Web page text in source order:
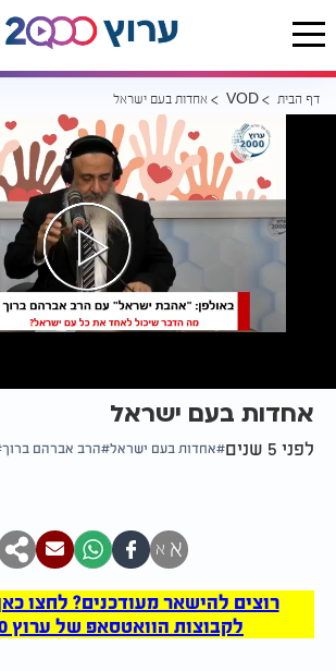
דף הבית VOD אחדות בעם ישראל
אחדות בעם ישראל
לפני 5 שנים אחדות בעם ישראל הרב אברהם ברוך
א א
רוצים להישאר מעודכנים? לחצו
לקבוצות הוואטסאפ של ערוץ 2000 >>>